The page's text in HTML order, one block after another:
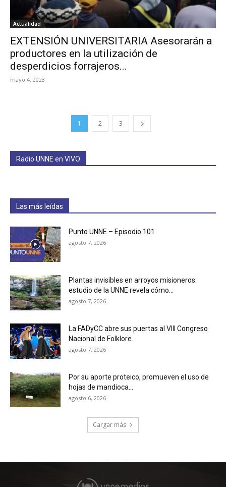
Actualidad
EXTENSIÓN UNIVERSITARIA Asesorarán a
productores en la utilización de
desperdicios forrajeros...
mayo 4, 2023
1 2 3
Radio UNNE en VIVO
Las más leídas
Punto UNNE – Episodio 101
agosto 7, 2026
Plantas invisibles en arroyos misioneros:
estudio de la UNNE revela cómo...
agosto 7, 2026
La FADyCC abre sus puertas al VIII Congreso
Nacional de Folklore
agosto 7, 2026
Por su aporte proteico, promueven el uso de
hojas de mandioca...
agosto 6, 2026
Cargar más